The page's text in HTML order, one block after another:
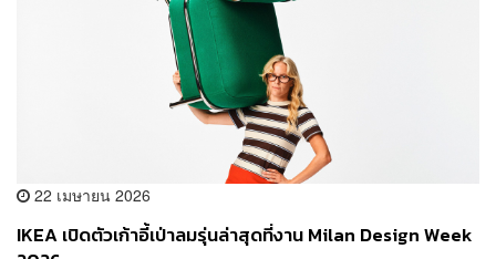
22 เมษายน 2026
IKEA เปิดตัวเก้าอี้เป่าลมรุ่นล่าสุดที่งาน Milan Design Week